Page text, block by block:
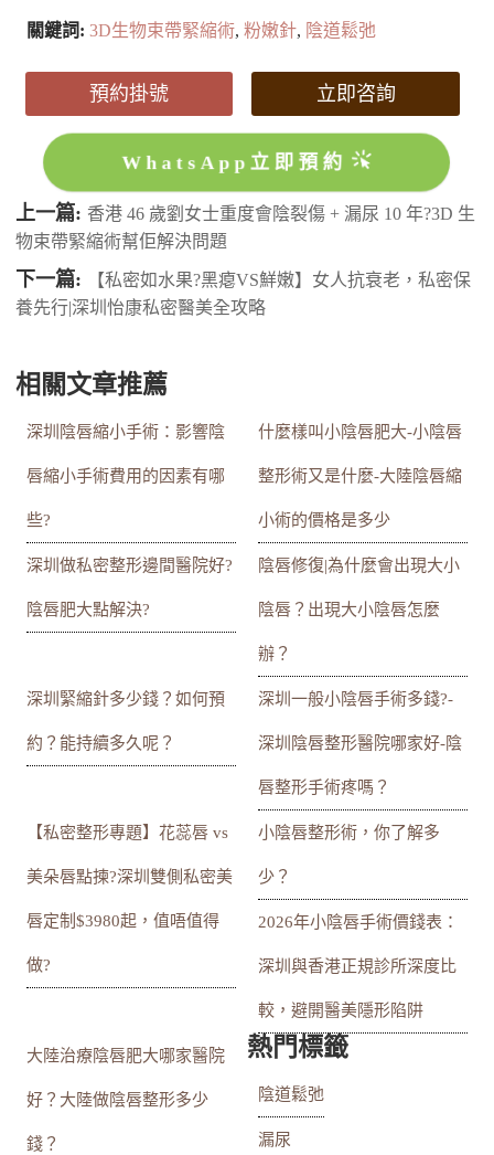
關鍵詞:3D生物束帶緊縮術,粉嫩針, 陰道鬆弛
預約掛號 立即咨詢
WhatsApp立即預約
上一篇: 香港 46 歲劉女士重度會陰裂傷 + 漏尿 10 年?3D 生
物束帶緊縮術幫佢解決問題
下一篇:
【私密如水果?黑瘪VS鮮嫩】女人抗衰老，私密保
養先行|深圳怡康私密醫美全攻略
相關文章推薦
深圳陰唇縮小手術：影響陰
唇縮小手術費用的因素有哪
些?
什麼樣叫小陰唇肥大-小陰唇
整形術又是什麼-大陸陰唇縮
小術的價格是多少
深圳做私密整形邊間醫院好?
陰唇肥大點解決?
陰唇修復|為什麼會出現大小
陰唇？出現大小陰唇怎麼
辦？
深圳緊縮針多少錢？如何預
約？能持續多久呢？
深圳一般小陰唇手術多錢?-
深圳陰唇整形醫院哪家好-陰
唇整形手術疼嗎？
【私密整形專題】花蕊唇 vs
美朵唇點揀?深圳雙側私密美
唇定制$3980起，值唔值得
做?
小陰唇整形術，你了解多
少？
2026年小陰唇手術價錢表：
深圳與香港正規診所深度比
較，避開醫美隱形陷阱
大陸治療陰唇肥大哪家醫院
好？大陸做陰唇整形多少
錢？
熱門標籤
陰道鬆弛
漏尿